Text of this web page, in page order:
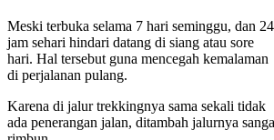
Meski terbuka selama 7 hari seminggu, dan 24
jam sehari hindari datang di siang atau sore
hari. Hal tersebut guna mencegah kemalaman
di perjalanan pulang.
Karena di jalur trekkingnya sama sekali tidak
ada penerangan jalan, ditambah jalurnya